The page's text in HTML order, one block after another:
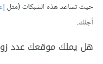
حيث تساعد هذه الشبكات (مثل
أجلك.
هل يملك موقعك عدد زوار